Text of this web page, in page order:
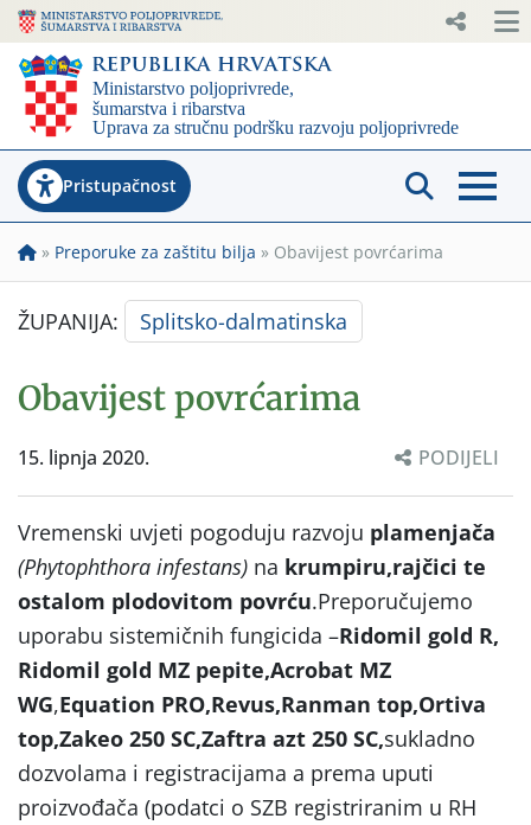
Pristupačnost
» Preporuke za zaštitu bilja » Obavijest povrćarima
ŽUPANIJA: Splitsko-dalmatinska
Obavijest povrćarima
15. lipnja 2020. PODIJELI
Vremenski uvjeti pogoduju razvoju plamenjača
(Phytophthora infestans) na krumpiru,rajčici te
ostalom plodovitom povrću.Preporučujemo
uporabu sistemičnih fungicida –Ridomil gold R,
Ridomil gold MZ pepite,Acrobat MZ
WG,Equation PRO,Revus,Ranman top,Ortiva
top,Zakeo 250 SC,Zaftra azt 250 SC,sukladno
dozvolama i registracijama a prema uputi
proizvođača (podatci o SZB registriranim u RH